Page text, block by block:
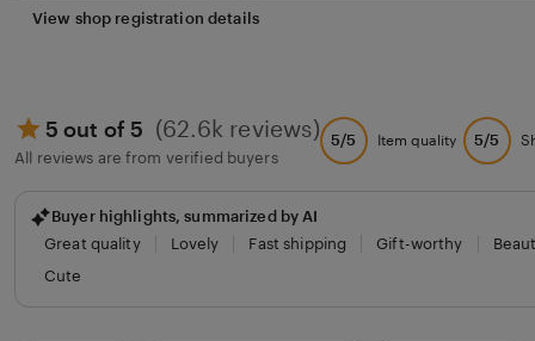
View shop registration details
5 out of 5 (62.6k reviews)
All reviews are from verified buyers
5/5 Item quality 5/5
Buyer highlights, summarized by AI
Great quality
Lovely Fast shipping Gift-worthy
Cute